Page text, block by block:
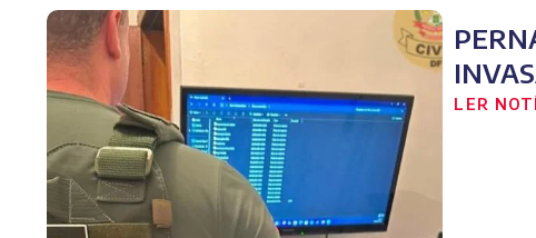
LER